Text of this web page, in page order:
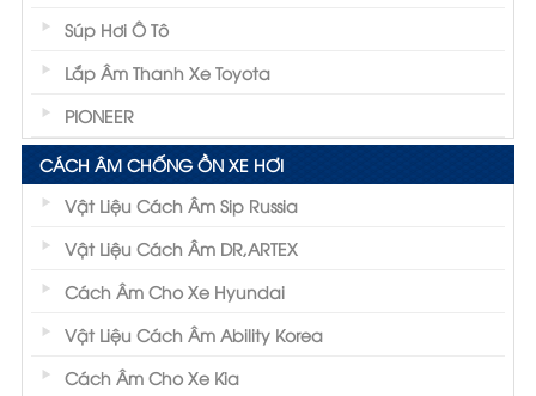
Súp Hơi Ô Tô
Lắp Âm Thanh Xe Toyota
PIONEER
CÁCH ÂM CHỐNG ỒN XE HƠI
Vật Liệu Cách Âm Sip Russia
Vật Liệu Cách Âm DR,ARTEX
Cách Âm Cho Xe Hyundai
Vật Liệu Cách Âm Ability Korea
Cách Âm Cho Xe Kia